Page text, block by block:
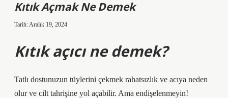
Kıtık Açmak Ne Demek
Tarih: Aralık 19, 2024
Kıtık açıcı ne demek?
Tatlı dostunuzun tüylerini çekmek rahatsızlık ve acıya neden
olur ve cilt tahrişine yol açabilir. Ama endişelenmeyin!